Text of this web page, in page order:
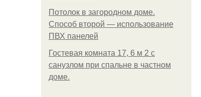
Потолок в загородном доме.
Способ второй — использование
ПВХ панелей
Гостевая комната 17, 6 м 2 с
санузлом при спальне в частном
доме.